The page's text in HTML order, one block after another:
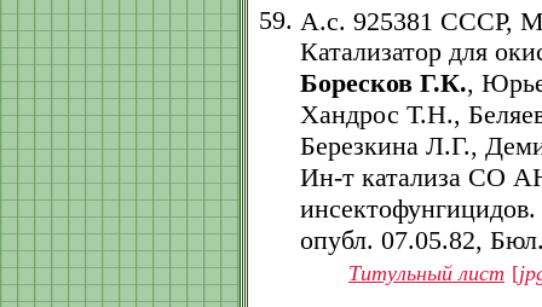
А.с. 925381 СССР,
Катализатор для
Боресков Г.К.,
Хандрос Т.Н.,
Березкина Л.Г.,
Ин-т катализа СО
опубл. 07.05.82,
Титульный лист [